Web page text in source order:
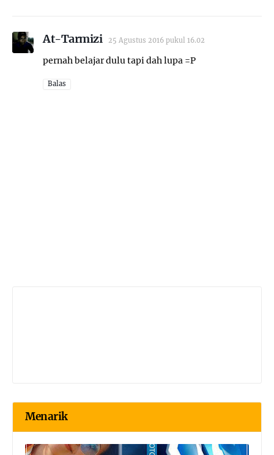
At-Tarmizi 25 Agustus 2016 pukul 16.02
pernah belajar dulu tapi dah lupa =P
Balas
Menarik